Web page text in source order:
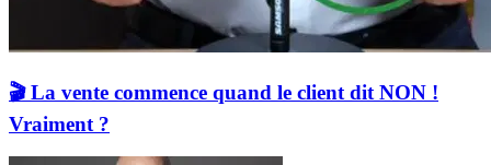
🎬 La vente commence quand le client dit NON !
Vraiment ?